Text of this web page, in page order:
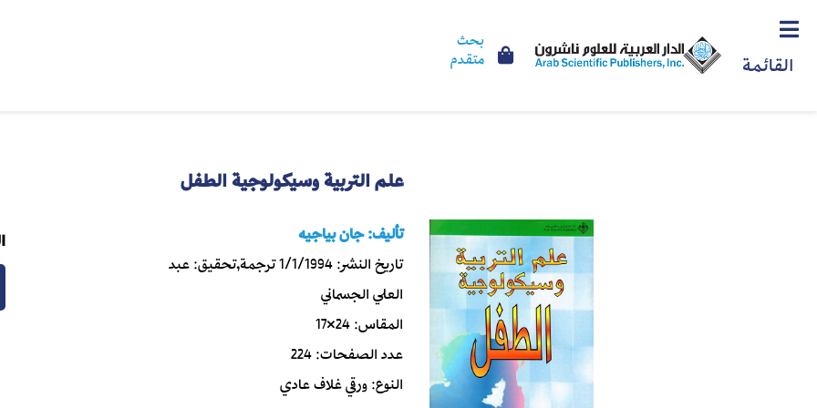
القائمة
بحث
متقدم
علم التربية وسيكولوجية الطفل
تأليف:جان بياجيه
تاريخ النشر:1/1/1994ترجمة,تحقيق:عبد
العلي الجسماني
المقاس:24×17
عدد الصفحات:224
النوع:ورقي غلاف عادي